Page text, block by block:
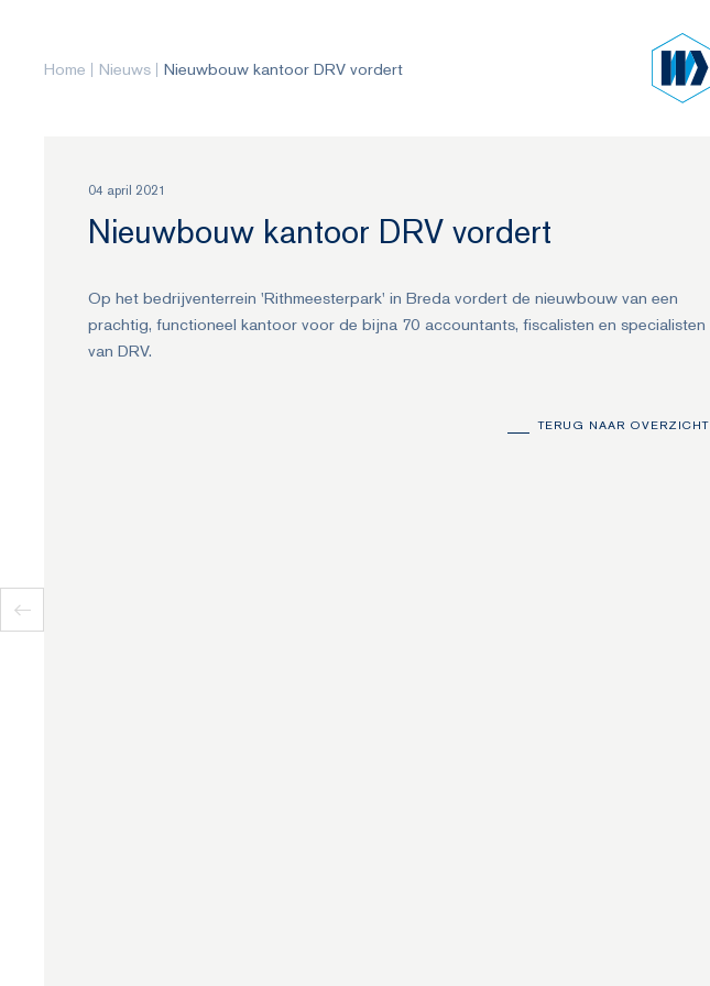
Home Nieuws Nieuwbouw kantoor DRV vordert
04 april 2021
Nieuwbouw kantoor DRV vordert
Op het bedrijventerrein 'Rithmeesterpark' in Breda vordert de nieuwbouw van een
prachtig, functioneel kantoor voor de bijna 70 accountants, fiscalisten en specialisten
van DRV.
TERUG NAAR OVERZICHT